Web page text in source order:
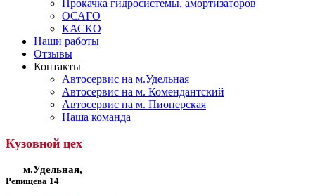
Прокачка гидросистемы, амортизаторов
ОСАГО
КАСКО
Наши работы
Отзывы
Контакты
Автосервис на м.Удельная
Автосервис на м. Комендантский
Автосервис на м. Пионерская
Наша команда
Кузовной цех
м.Удельная,
Репищева 14